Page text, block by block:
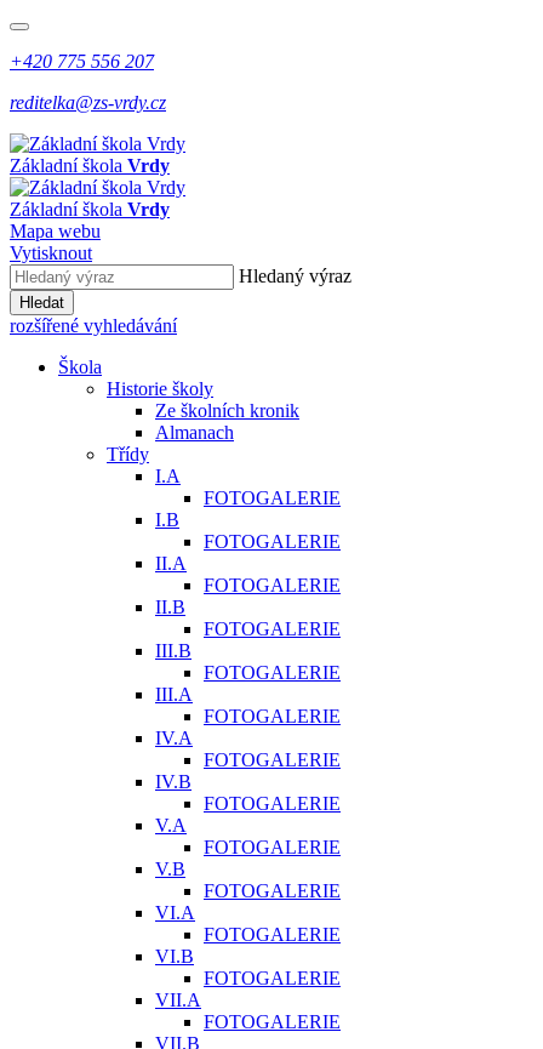
+420 775 556 207
reditelka@zs-vrdy.cz
Základní škola Vrdy
Základní škola Vrdy
Mapa webu
Vytisknout
Hledaný výraz
Hledat
rozšířené vyhledávání
Škola
Historie školy
Ze školních kronik
Almanach
Třídy
I.A
FOTOGALERIE
I.B
FOTOGALERIE
II.A
FOTOGALERIE
II.B
FOTOGALERIE
III.B
FOTOGALERIE
III.A
FOTOGALERIE
IV.A
FOTOGALERIE
IV.B
FOTOGALERIE
V.A
FOTOGALERIE
V.B
FOTOGALERIE
VI.A
FOTOGALERIE
VI.B
FOTOGALERIE
VII.A
FOTOGALERIE
VII.B